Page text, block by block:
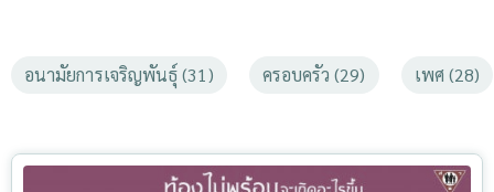
อนามัยการเจริญพันธุ์ (31) ครอบครัว (29) เพศ (28)